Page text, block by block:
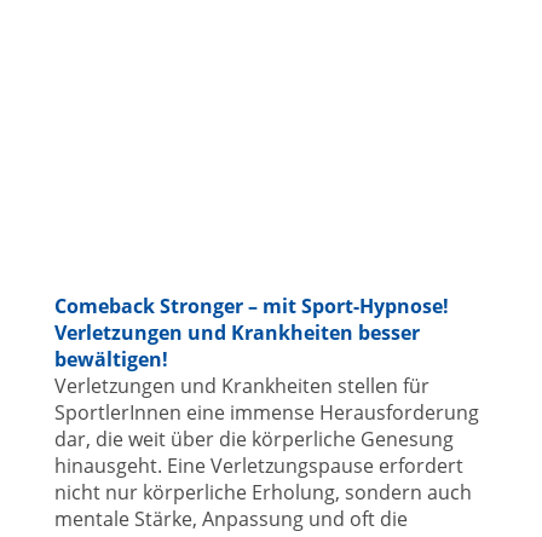
Comeback Stronger – mit Sport-Hypnose!
Verletzungen und Krankheiten besser
bewältigen!
Verletzungen und Krankheiten stellen für
SportlerInnen eine immense Herausforderung
dar, die weit über die körperliche Genesung
hinausgeht. Eine Verletzungspause erfordert
nicht nur körperliche Erholung, sondern auch
mentale Stärke, Anpassung und oft die